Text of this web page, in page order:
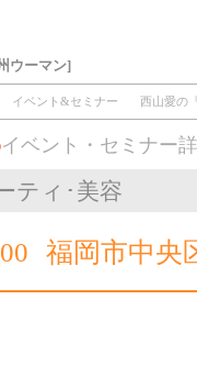
ウーマン]
イベント&セミナー 西山愛の
イベント・セミナ
ティ･美容
福岡市中央